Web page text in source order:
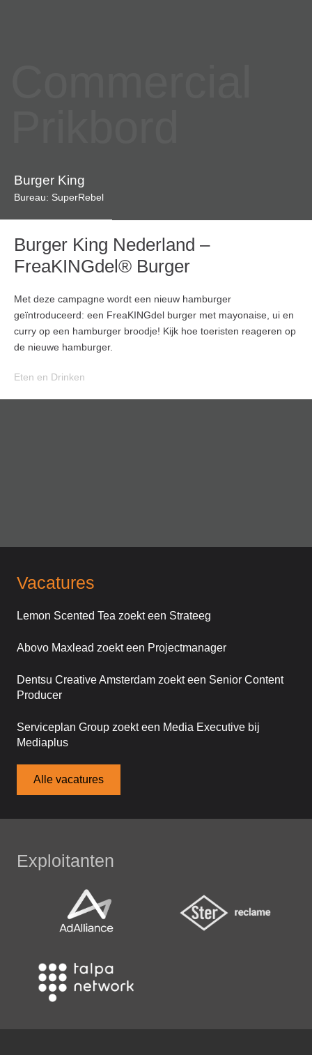
Burger King
Bureau: SuperRebel
Burger King Nederland –
FreaKINGdel® Burger
Met deze campagne wordt een nieuw hamburger
geïntroduceerd: een FreaKINGdel burger met mayonaise, ui en
curry op een hamburger broodje! Kijk hoe toeristen reageren op
de nieuwe hamburger.
Eten en Drinken
Vacatures
Lemon Scented Tea zoekt een Strateeg
Abovo Maxlead zoekt een Projectmanager
Dentsu Creative Amsterdam zoekt een Senior Content
Producer
Serviceplan Group zoekt een Media Executive bij
Mediaplus
Alle vacatures
Exploitanten